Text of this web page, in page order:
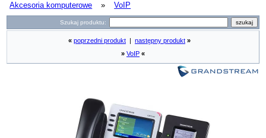
Akcesoria komputerowe » VoIP
Szukaj produktu:
« poprzedni produkt następny produkt »
» VoIP «